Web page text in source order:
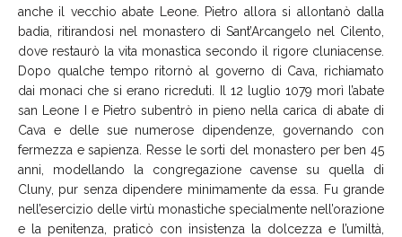
anche il vecchio abate Leone. Pietro allora si allontanò dalla
badia, ritirandosi nel monastero di Sant’Arcangelo nel Cilento,
dove restaurò la vita monastica secondo il rigore cluniacense.
Dopo qualche tempo ritornò al governo di Cava, richiamato
dai monaci che si erano ricreduti. Il 12 luglio 1079 morì l’abate
san Leone I e Pietro subentrò in pieno nella carica di abate di
Cava e delle sue numerose dipendenze, governando con
fermezza e sapienza. Resse le sorti del monastero per ben 45
anni, modellando la congregazione cavense su quella di
Cluny, pur senza dipendere minimamente da essa. Fu grande
nell’esercizio delle virtù monastiche specialmente nell’orazione
e la penitenza, praticò con insistenza la dolcezza e l’umiltà,